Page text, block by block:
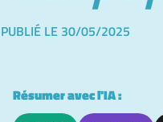
PUBLIÉ LE 30/05/2025
Résumer avec l'IA :